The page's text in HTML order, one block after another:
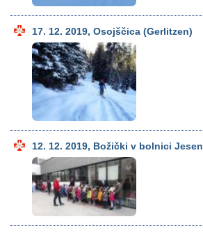
17. 12. 2019, Osojščica (Gerlitzen)
12. 12. 2019, Božički v bolnici